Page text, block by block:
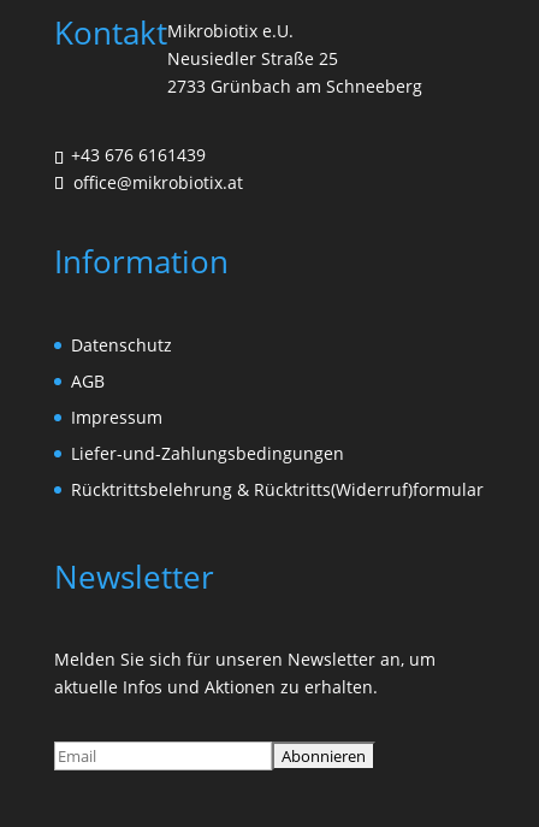
KontaktMikrobiotix e.U.
Neusiedler Straße 25
2733 Grünbach am Schneeberg
+43 676 6161439
office@mikrobiotix.at
Information
Datenschutz
AGB
Impressum
Liefer-und-Zahlungsbedingungen
Rücktrittsbelehrung & Rücktritts(Widerruf)formular
Newsletter
Melden Sie sich für unseren Newsletter an, um
aktuelle Infos und Aktionen zu erhalten.